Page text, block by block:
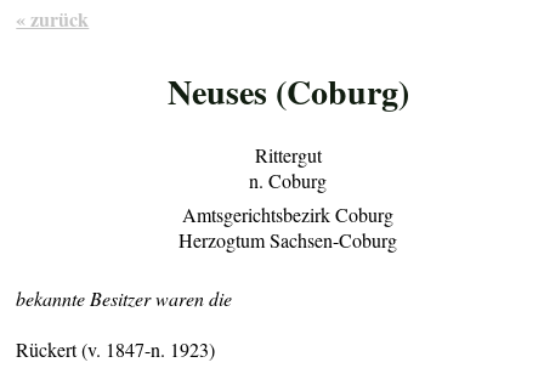
« zurück
Neuses (Coburg)
Rittergut
n. Coburg
Amtsgerichtsbezirk Coburg
Herzogtum Sachsen-Coburg
bekannte Besitzer waren die
Rückert (v. 1847-n. 1923)